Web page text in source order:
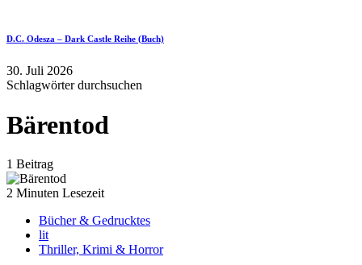
D.C. Odesza – Dark Castle Reihe (Buch)
30. Juli 2026
Schlagwörter durchsuchen
Bärentod
1 Beitrag
2 Minuten Lesezeit
Bücher & Gedrucktes
lit
Thriller, Krimi & Horror